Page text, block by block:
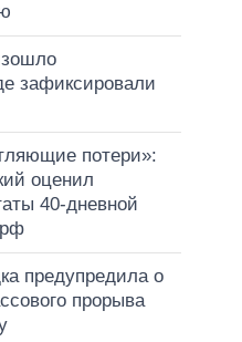
зафиксировали
потери»:
оценил
40-дневной
предупредила о
прорыва